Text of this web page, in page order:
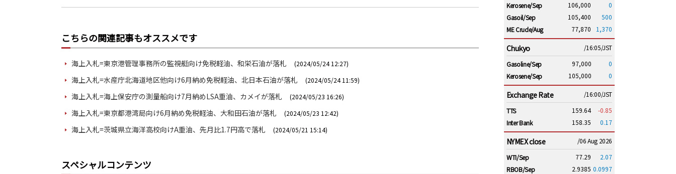
こちらの関連記事もオススメです
海上入札=東京港管理事務所の監視艇向け免税軽油、和栄石油が落札 (2024/05/24 12:27)
海上入札=水産庁北海道地区他向け6月納め免税軽油、北日本石油が落札 (2024/05/24 11:59)
海上入札=海上保安庁の測量船向け7月納めLSA重油、カメイが落札 (2024/05/23 16:26)
海上入札=東京都港湾局向け6月納め免税軽油、大和田石油が落札 (2024/05/23 12:42)
海上入札=茨城県立海洋高校向けA重油、先月比1.7円高で落札 (2024/05/21 15:14)
スペシャルコンテンツ
Kerosene/Sep
106,000
0
Gasoil/Sep
105,400
500
ME Crude/Aug
77,870 1,370
Chukyo
/16:05/JST
Gasoline/Sep
97,000
0
Kerosene/Sep
105,000 0
Exchange Rate
/16:00/JST
TTS
159.64
-0.85
Inter Bank
158.35 0.17
NYMEX close
/06 Aug 2026
WTI/Sep
77.29
2.07
RBOB/Sep
2.9385 0.0997